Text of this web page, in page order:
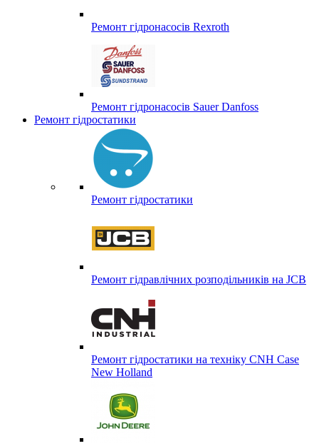
Ремонт гідронасосів Rexroth
Ремонт гідронасосів Sauer Danfoss
Ремонт гідростатики
Ремонт гідростатики
Ремонт гідравлічних розподільників на JCB
Ремонт гідростатики на техніку CNH Case
New Holland